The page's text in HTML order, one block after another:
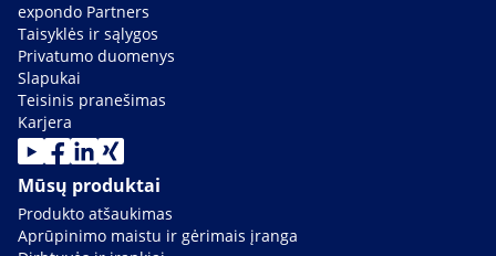
expondo Partners
Taisyklės ir sąlygos
Privatumo duomenys
Slapukai
Teisinis pranešimas
Karjera
Mūsų produktai
Produkto atšaukimas
Aprūpinimo maistu ir gėrimais įranga